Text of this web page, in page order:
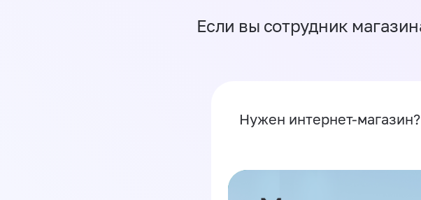
Если вы сотрудник
Нужен интернет-магазин?